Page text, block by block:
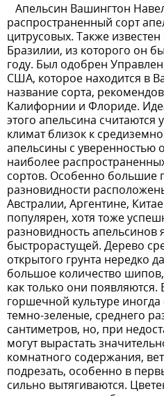
Апельсин Вашингтон
распространенный сорт
цитрусовых. Также
Бразилии, из которого он
году. Был одобрен
США, которое находится в
название сорта,
Калифорнии и Флориде.
этого апельсина считаются
климат близок к
апельсины с уверенностью
наиболее
сортов. Особенно большие
разновидности
Австралии, Аргентине,
популярен, хотя тоже
разновидность апельсинов
быстрорастущей. Дерево
открытого грунта нередко
большое количество
как только они
горшечной культуре
темно-зеленые, среднего
сантиметров, но, при
могут вырастать
комнатного содержания,
подрезать, особенно в
сильно вытягиваются.